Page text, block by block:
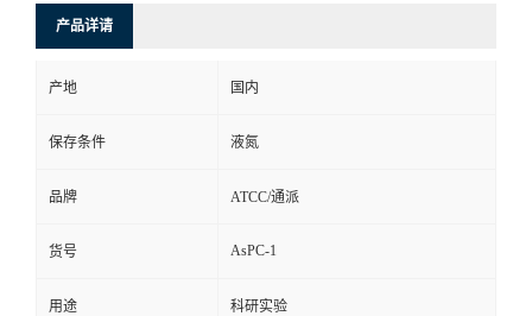
产品详请
产地 国内
保存条件 液氮
品牌 ATCC/通派
货号 AsPC-1
用途 科研实验